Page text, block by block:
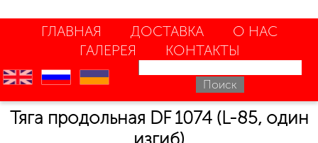
ГЛАВНАЯ ДОСТАВКА
О НАС
ГАЛЕРЕЯ
КОНТАКТЫ
en ru uk
Тяга продольная DF 1074 (L-85, один